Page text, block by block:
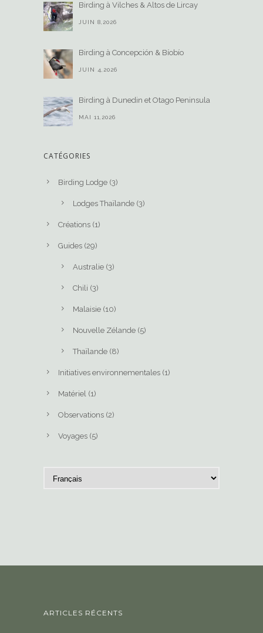
Birding à Vilches & Altos de Lircay
JUIN 8,2026
Birding à Concepción & Bíobío
JUIN 4,2026
Birding à Dunedin et Otago Peninsula
MAI 11,2026
CATÉGORIES
Birding Lodge (3)
Lodges Thaïlande (3)
Créations (1)
Guides (29)
Australie (3)
Chili (3)
Malaisie (10)
Nouvelle Zélande (5)
Thaïlande (8)
Initiatives environnementales (1)
Matériel (1)
Observations (2)
Voyages (5)
lARTICLES RÉCENTS